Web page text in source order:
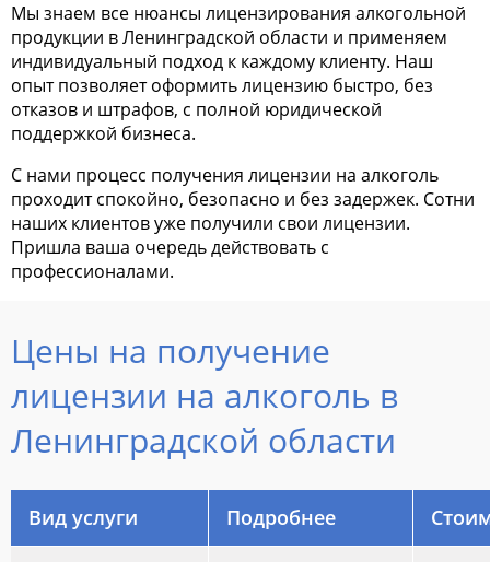
Мы знаем все нюансы лицензирования алкогольной
продукции в Ленинградской области и применяем
индивидуальный подход к каждому клиенту. Наш
опыт позволяет оформить лицензию быстро, без
отказов и штрафов, с полной юридической
поддержкой бизнеса.
С нами процесс получения лицензии на алкоголь
проходит спокойно, безопасно и без задержек. Сотни
наших клиентов уже получили свои лицензии.
Пришла ваша очередь действовать с
профессионалами.
Цены на получение
лицензии на алкоголь в
Ленинградской области
Вид услуги Подробнее